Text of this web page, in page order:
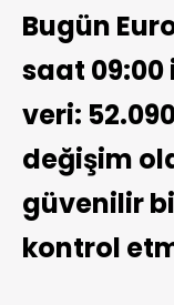
Bugün
saat
veri:
değişim
güvenilir
kontrol